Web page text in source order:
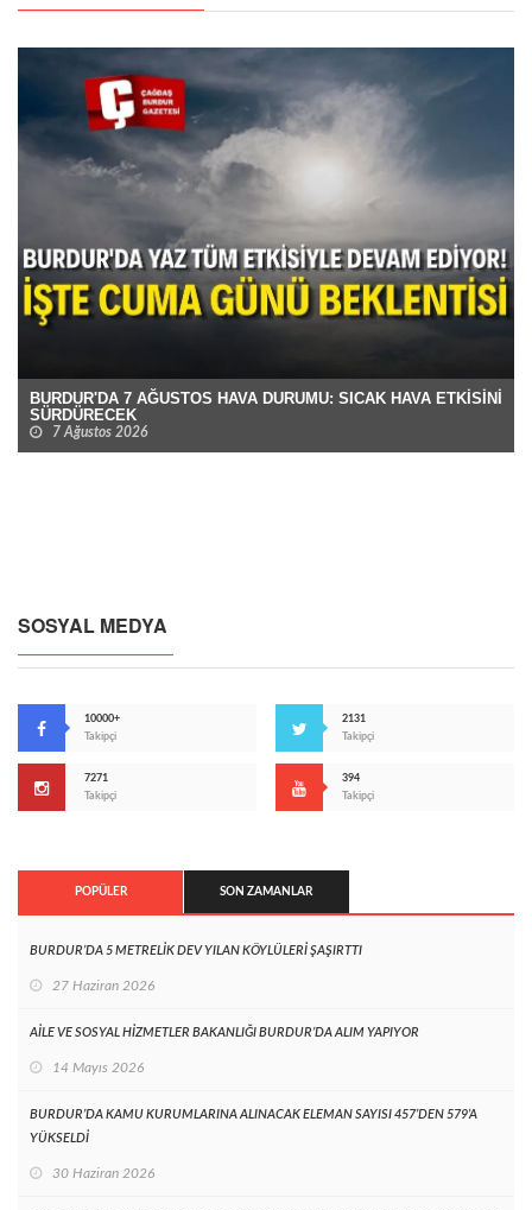
BURDUR'DA 7 AĞUSTOS HAVA DURUMU: SICAK HAVA ETKİSİNİ
SÜRDÜRECEK
7 Ağustos 2026
SOSYAL MEDYA
10000+
Takipçi
2131
Takipçi
7271
Takipçi
394
Takipçi
POPÜLER SON ZAMANLAR
BURDUR’DA 5 METRELİK DEV YILAN KÖYLÜLERİ ŞAŞIRTTI
27 Haziran 2026
AİLE VE SOSYAL HİZMETLER BAKANLIĞI BURDUR’DA ALIM YAPIYOR
14 Mayıs 2026
BURDUR’DA KAMU KURUMLARINA ALINACAK ELEMAN SAYISI 457’DEN 579’A
YÜKSELDİ
30 Haziran 2026